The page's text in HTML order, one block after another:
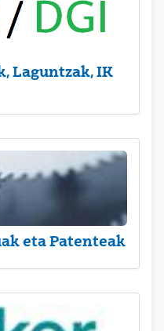
Laguntzak, IK
eta Patenteak